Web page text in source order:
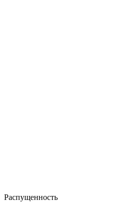
Распущенность